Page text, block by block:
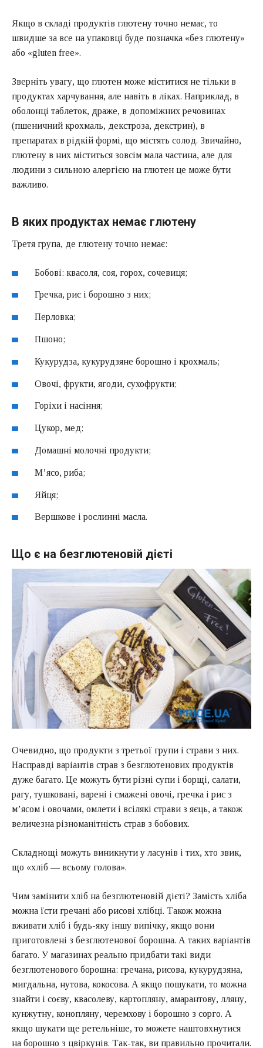
Якщо в складі продуктів глютену точно немає, то
швидше за все на упаковці буде позначка «без глютену»
або «gluten free».
Зверніть увагу, що глютен може міститися не тільки в
продуктах харчування, але навіть в ліках. Наприклад, в
оболонці таблеток, драже, в допоміжних речовинах
(пшеничний крохмаль, декстроза, декстрин), в
препаратах в рідкій формі, що містять солод. Звичайно,
глютену в них міститься зовсім мала частина, але для
людини з сильною алергією на глютен це може бути
важливо.
В яких продуктах немає глютену
Третя група, де глютену точно немає:
Бобові: квасоля, соя, горох, сочевиця;
Гречка, рис і борошно з них;
Перловка;
Пшоно;
Кукурудза, кукурудзяне борошно і крохмаль;
Овочі, фрукти, ягоди, сухофрукти;
Горіхи і насіння;
Цукор, мед;
Домашні молочні продукти;
М’ясо, риба;
Яйця;
Вершкове і рослинні масла.
Що є на безглютеновій дієті
Очевидно, що продукти з третьої групи і страви з них.
Насправді варіантів страв з безглютенових продуктів
дуже багато. Це можуть бути різні супи і борщі, салати,
рагу, тушковані, варені і смажені овочі, гречка і рис з
м’ясом і овочами, омлети і всілякі страви з яєць, а також
величезна різноманітність страв з бобових.
Складнощі можуть виникнути у ласунів і тих, хто звик,
що «хліб — всьому голова».
Чим замінити хліб на безглютеновій дієті? Замість хліба
можна їсти гречані або рисові хлібці. Також можна
вживати хліб і будь-яку іншу випічку, якщо вони
приготовлені з безглютенової борошна. А таких варіантів
багато. У магазинах реально придбати такі види
безглютенового борошна: гречана, рисова, кукурудзяна,
мигдальна, нутова, кокосова. А якщо пошукати, то можна
знайти і соєву, квасолеву, картопляну, амарантову, лляну,
кунжутну, конопляну, черемхову і борошно з сорго. А
якщо шукати ще ретельніше, то можете наштовхнутися
на борошно з цвіркунів. Так-так, ви правильно прочитали.